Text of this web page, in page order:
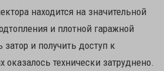
находится на значительной
и плотной гаражной
и получить доступ к
технически затруднено.